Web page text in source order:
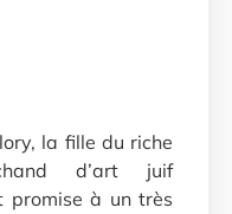
la fille du riche
d’art juif
promise à un très